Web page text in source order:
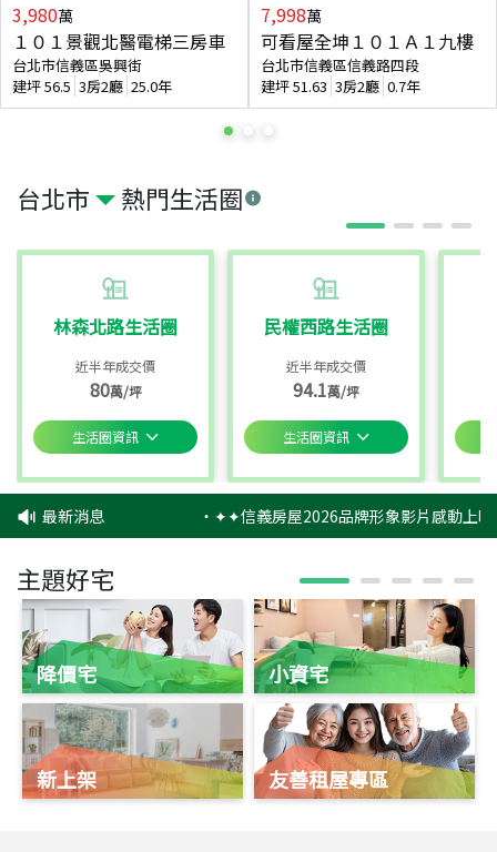
台北市 熱門生活圈
林森北路生活圈
近半年成交價
80萬/坪
生活圈資訊
民權西路生活圈
近半年成交價
94.1萬/坪
生活圈資訊
3,980萬
１０１景觀北醫電梯三房車
台北市信義區吳興街
建坪56.5 3房2廳 25.0年
7,998萬
可看屋全坤１０１Ａ１九樓
台北市信義區信義路四段
建坪51.63 3房2廳 0.7年
最新消息 ‧✦✦信義房屋2026品牌形象影片感動上
主題好宅
降價宅
新上架
小資宅
友善租屋專區